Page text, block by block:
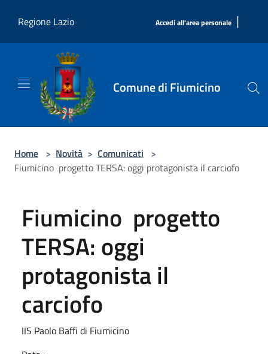
Regione Lazio
Accedi all'area personale |
Comune di Fiumicino
Home > Novità > Comunicati >
Fiumicino progetto TERSA: oggi protagonista il carciofo
Fiumicino progetto
TERSA: oggi
protagonista il
carciofo
IIS Paolo Baffi di Fiumicino